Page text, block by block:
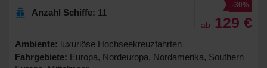
Anzahl Schiffe: 11
-30%
ab 129 €
Ambiente: luxuriöse Hochseekreuzfahrten
Fahrgebiete: Europa, Nordeuropa, Nordamerika, Southern